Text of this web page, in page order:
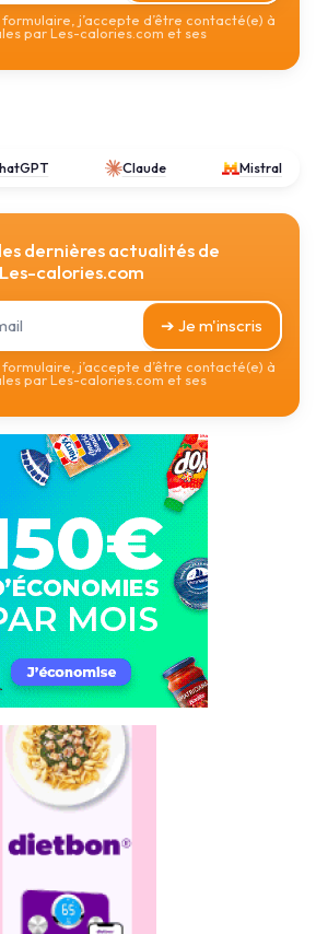
j’accepte d’être contacté(e) à
par Les-calories.com et ses
Claude Mistral
dernières actualités de
Les-calories.com
➔ Je m'inscris
j’accepte d’être contacté(e) à
par Les-calories.com et ses